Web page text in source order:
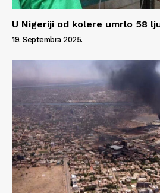
U Nigeriji od kolere umrlo 58
19. Septembra 2025.